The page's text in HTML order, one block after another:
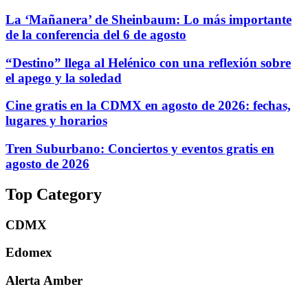
La ‘Mañanera’ de Sheinbaum: Lo más importante
de la conferencia del 6 de agosto
“Destino” llega al Helénico con una reflexión sobre
el apego y la soledad
Cine gratis en la CDMX en agosto de 2026: fechas,
lugares y horarios
Tren Suburbano: Conciertos y eventos gratis en
agosto de 2026
Top Category
CDMX
Edomex
Alerta Amber